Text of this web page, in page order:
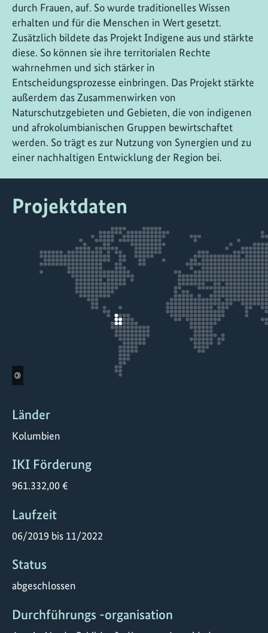
durch Frauen, auf. So wurde traditionelles Wissen
erhalten und für die Menschen in Wert gesetzt.
Zusätzlich bildete das Projekt Indigene aus und stärkte
diese. So können sie ihre territorialen Rechte
wahrnehmen und sich stärker in
Entscheidungsprozesse einbringen. Das Projekt stärkte
außerdem das Zusammenwirken von
Naturschutzgebieten und Gebieten, die von indigenen
und afrokolumbianischen Gruppen bewirtschaftet
werden. So trägt es zur Nutzung von Synergien und zu
einer nachhaltigen Entwicklung der Region bei.
Projektdaten
©
Länder
Kolumbien
IKI Förderung
961.332,00 €
Laufzeit
06/2019 bis 11/2022
Status
abgeschlossen
Durchführungs -organisation